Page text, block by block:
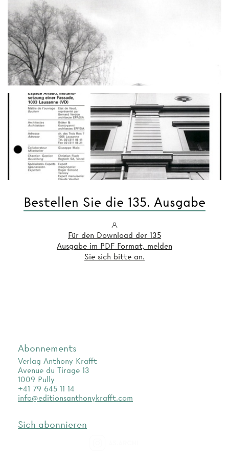
Bestellen Sie die 135. Ausgabe
Für den Download der 135
Ausgabe im PDF Format, melden
Sie sich bitte an.
Abonnements
Verlag Anthony Krafft
Avenue du Tirage 13
1009 Pully
+41 79 645 11 14
info@editionsanthonykrafft.com
Sich abonnieren